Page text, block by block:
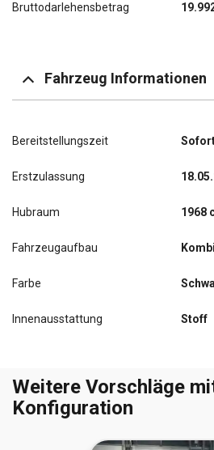
Bruttodarlehensbetrag
Fahrzeug Informationen
Bereitstellungszeit
Erstzulassung
Hubraum 1968
Fahrzeugaufbau Kombi
Farbe
Innenausstattung Stoff
Weitere Vorschläge
Konfiguration